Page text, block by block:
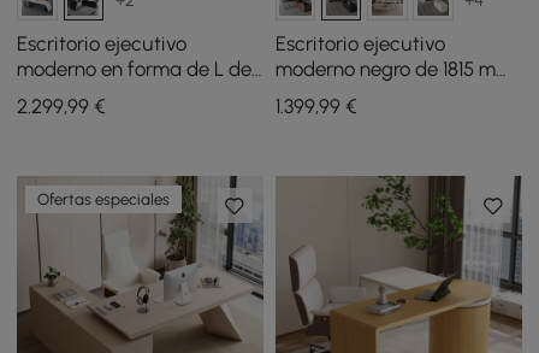
Escritorio ejecutivo
moderno en forma de L de
221 cm con
almacenamiento (derecho)
2.299,99 €
Escritorio ejecutivo
moderno negro de 1815 mm
en forma de L con
escritorio elevador para
1.399,99€
Ofertas especiales